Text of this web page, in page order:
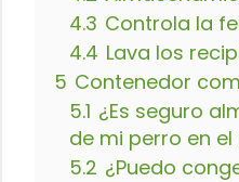
4.3 Controla la
4.4 Lava los
5 Contenedor
5.1 ¿Es seguro
de mi perro en
5.2 ¿Puedo